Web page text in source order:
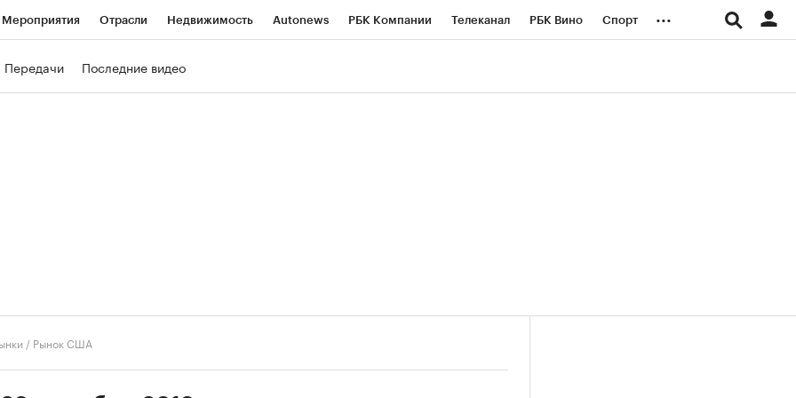
Мероприятия Отрасли Недвижимость Autonews РБК Компании Телеканал РБК Вино Спорт ...
Передачи Последние видео
/ Рынок США